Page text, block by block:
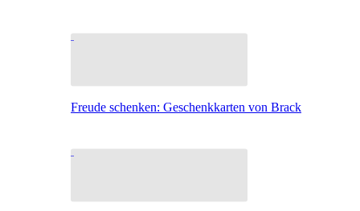
Freude schenken: Geschenkkarten von Brack